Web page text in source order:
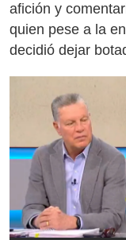
afición y
quien pese a la
decidió dejar